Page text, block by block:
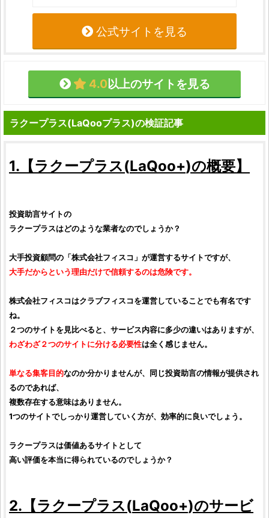
公式サイトを見る
4.0以上のサイトを見る
ラクープラス(LaQooプラス)の検証記事
1.【ラクープラス(LaQoo+)の概要】
投資助言サイトの
ラクープラスはどのような業者なのでしょうか？
大手投資顧問の「株式会社フィスコ 」が運営するサイトですが、
大手だからという理由だけで信頼するのは危険です。
株式会社フィスコはクラブフィスコを運営していることでも有名です
ね。
２つのサイトを見比べると、サービス内容に多少の違いはありますが、
わざわざ２つのサイトに分ける必要性は全く感じません。
単なる集客目的なのか分かりませんが、同じ投資助言の情報が提供され
るのであれば、
複数存在する意味はありません。
1つのサイトでしっかり運営していく方が、効率的に良いでしょう。
ラクープラスは価値あるサイトとして
高い評価を本当に得られているのでしょうか？
2.【ラクープラス(LaQoo+)のサービ